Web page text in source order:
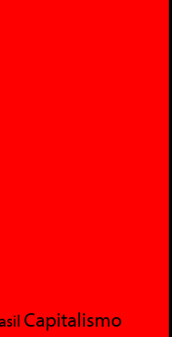
Capitalismo